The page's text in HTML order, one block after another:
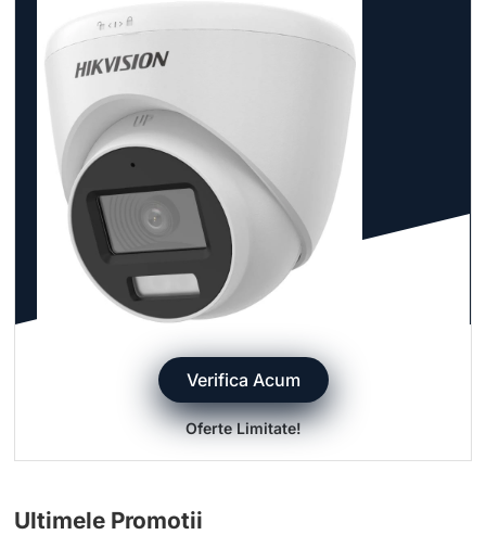
Verifica Acum
Oferte Limitate!
Ultimele Promotii